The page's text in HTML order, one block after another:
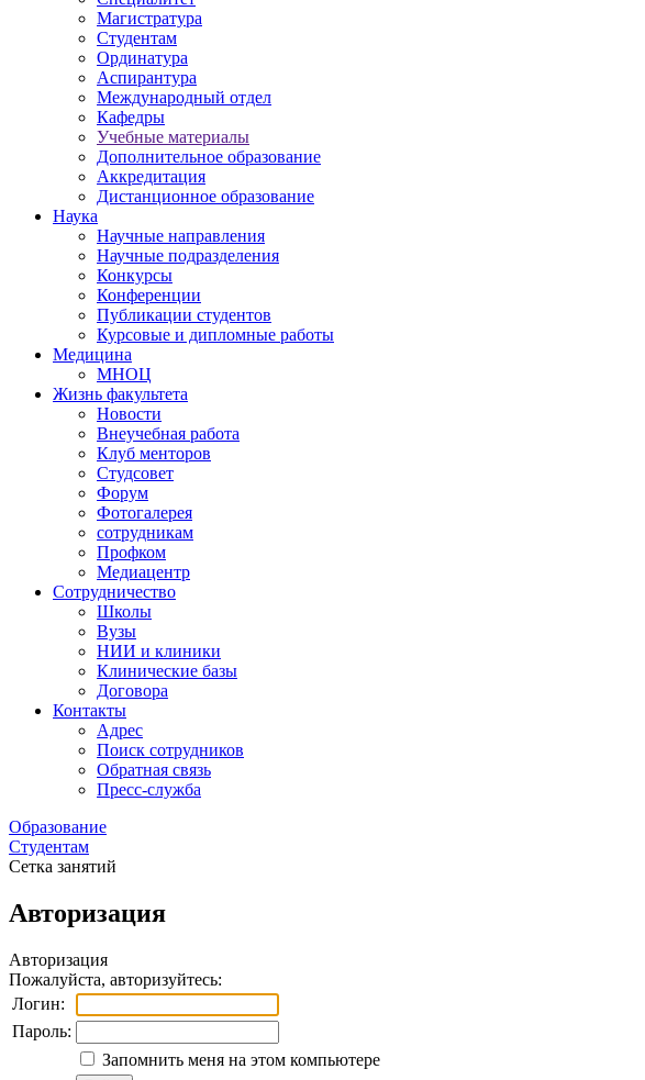
Магистратура
Студентам
Ординатура
Аспирантура
Международный отдел
Кафедры
Учебные материалы
Дополнительное образование
Аккредитация
Дистанционное образование
Наука
Научные направления
Научные подразделения
Конкурсы
Конференции
Публикации студентов
Курсовые и дипломные работы
Медицина
МНОЦ
Жизнь факультета
Новости
Внеучебная работа
Клуб менторов
Студсовет
Форум
Фотогалерея
сотрудникам
Профком
Медиацентр
Сотрудничество
Школы
Вузы
НИИ и клиники
Клинические базы
Договора
Контакты
Адрес
Поиск сотрудников
Обратная связь
Пресс-служба
Образование
Студентам
Сетка занятий
Авторизация
Авторизация
Пожалуйста, авторизуйтесь:
Логин:
Пароль:
Запомнить меня на этом компьютере